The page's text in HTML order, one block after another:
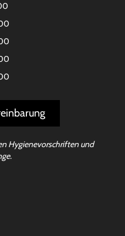
Hygienevorschriften und